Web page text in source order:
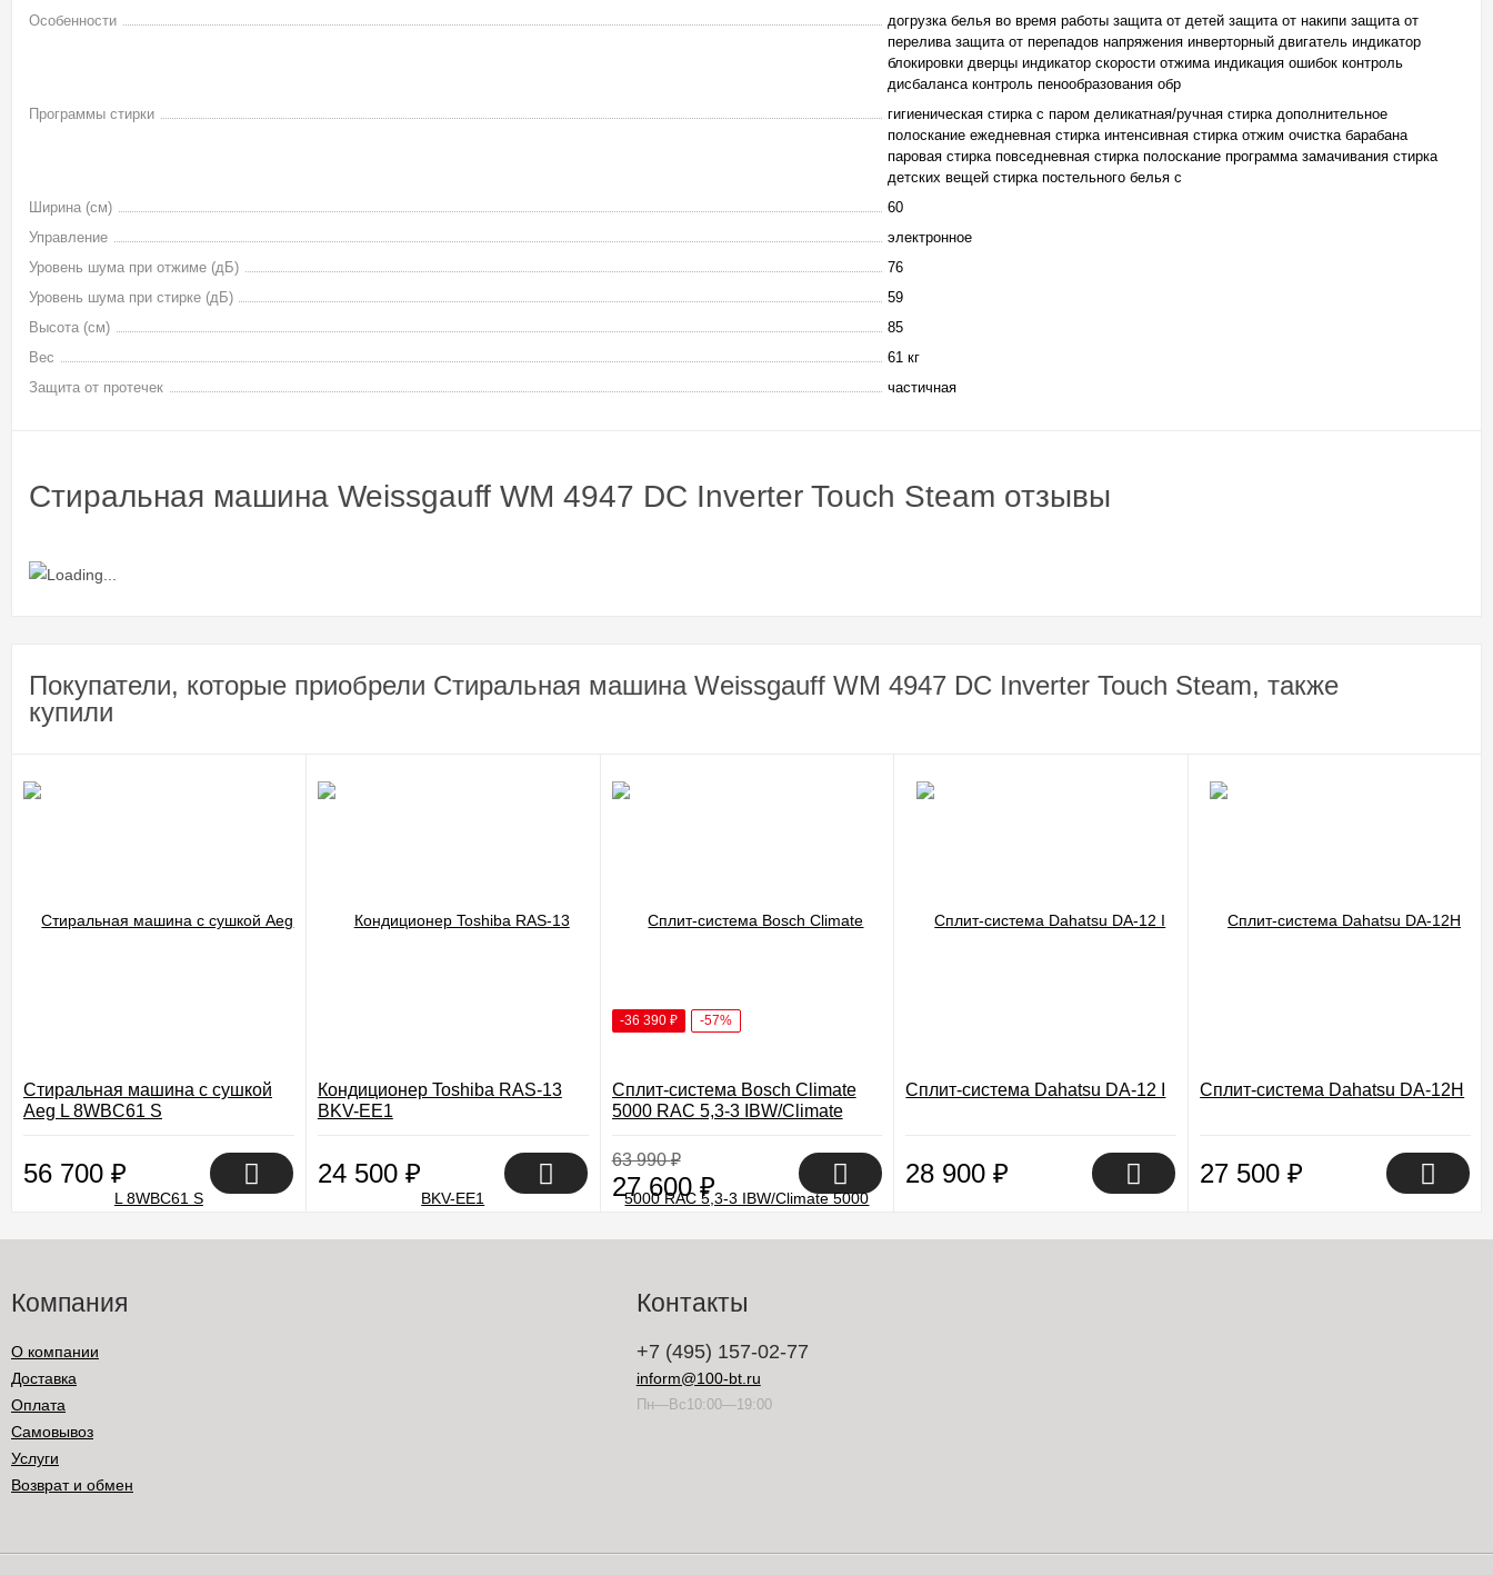
Особенности
догрузка белья во время работы защита от детей защита от накипи защита от
перелива защита от перепадов напряжения инверторный двигатель индикатор
блокировки дверцы индикатор скорости отжима индикация ошибок контроль
дисбаланса контроль пенообразования обр
Программы стирки
гигиеническая стирка с паром деликатная/ручная стирка дополнительное
полоскание ежедневная стирка интенсивная стирка отжим очистка барабана
паровая стирка повседневная стирка полоскание программа замачивания стирка
детских вещей стирка постельного белья с
Ширина (см)
60
Управление
электронное
Уровень шума при отжиме (дБ)
76
Уровень шума при стирке (дБ)
59
Высота (см)
85
Вес
61 кг
Защита от протечек
частичная
Стиральная машина Weissgauff WM 4947 DC Inverter Touch Steam отзывы
Покупатели, которые приобрели Стиральная машина Weissgauff WM 4947 DC Inverter Touch Steam, также
купили
Стиральная машина с сушкой
Aeg L 8WBC61 S
56 700 ₽
Кондиционер Toshiba RAS-13
BKV-EE1
24 500 ₽
-36 390 ₽ -57%
Сплит-система Bosch Climate
5000 RAC 5,3-3 IBW/Climate
63 990₽
27 600₽
Сплит-система Dahatsu DA-12 I
28 900₽
Сплит-система Dahatsu DA-12H
27 500₽
Компания
О компании
Доставка
Оплата
Самовывоз
Услуги
Возврат и обмен
Контакты
+7 (495) 157-02-77
inform@100-bt.ru
Пн—Вс10:00—19:00